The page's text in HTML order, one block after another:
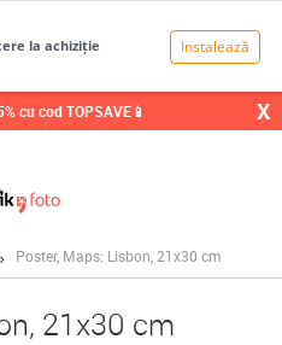
cu cod TOPSAVE📱 X
Poster, Maps: Lisbon, 21x30 cm
21x30 cm